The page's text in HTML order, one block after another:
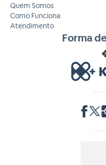
Quem Somos
Como Funciona
Atendimento
Forma